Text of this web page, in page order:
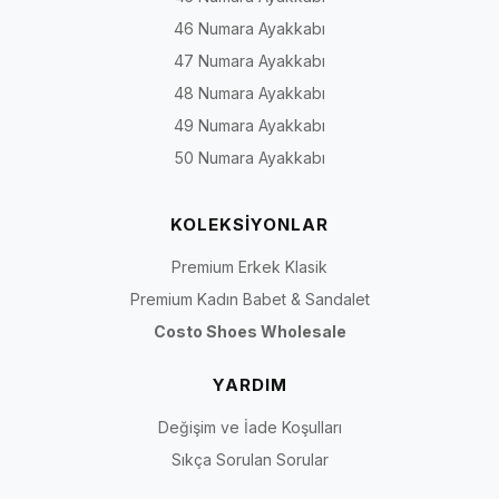
46 Numara Ayakkabı
47 Numara Ayakkabı
48 Numara Ayakkabı
49 Numara Ayakkabı
50 Numara Ayakkabı
KOLEKSİYONLAR
Premium Erkek Klasik
Premium Kadın Babet & Sandalet
Costo Shoes Wholesale
YARDIM
Değişim ve İade Koşulları
Sıkça Sorulan Sorular